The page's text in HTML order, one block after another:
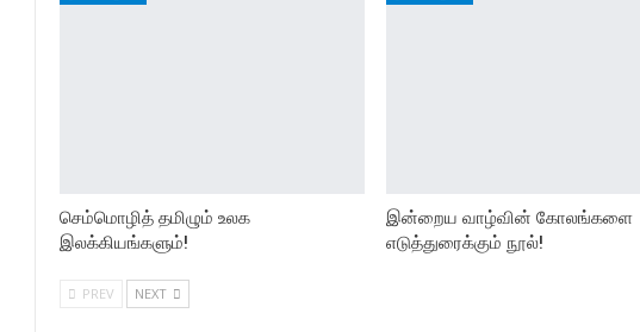
செம்மொழித் தமிழும் உலக
இலக்கியங்களும்!
இன்றைய வாழ்வின் கோலங்களை
எடுத்துரைக்கும் நூல்!
PREV NEXT